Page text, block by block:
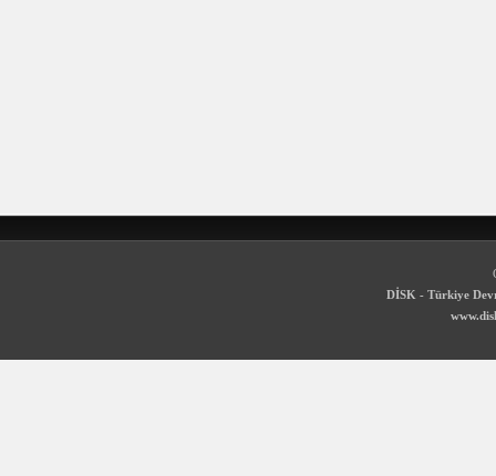
DİSK - Türkiye